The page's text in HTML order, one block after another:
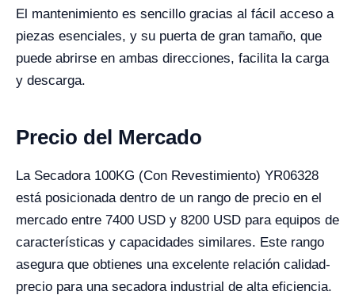
El mantenimiento es sencillo gracias al fácil acceso a
piezas esenciales, y su puerta de gran tamaño, que
puede abrirse en ambas direcciones, facilita la carga
y descarga.
Precio del Mercado
La Secadora 100KG (Con Revestimiento) YR06328
está posicionada dentro de un rango de precio en el
mercado entre 7400 USD y 8200 USD para equipos de
características y capacidades similares. Este rango
asegura que obtienes una excelente relación calidad-
precio para una secadora industrial de alta eficiencia.